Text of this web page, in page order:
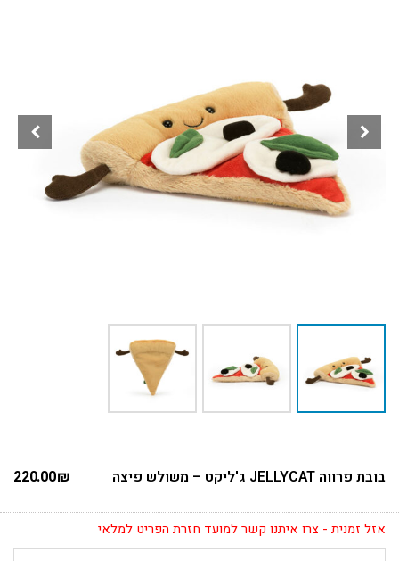
בובת פרווה JELLYCAT ג'ליקט – משולש פיצה 220.00₪
אזל זמנית - צרו איתנו קשר למועד חזרת הפריט למלאי